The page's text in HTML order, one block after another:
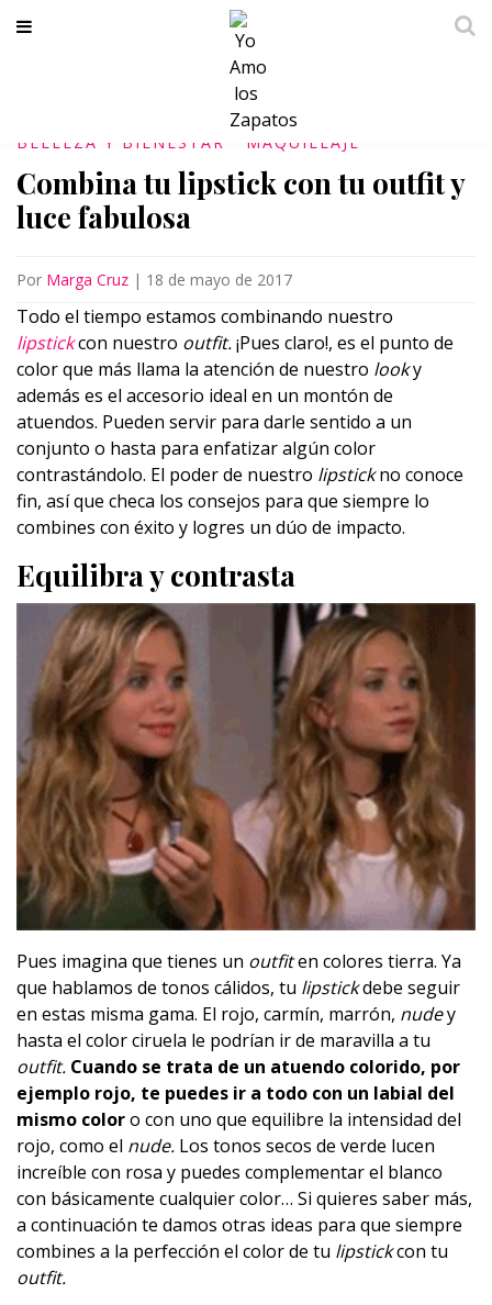
BELLEZA Y BIENESTAR MAQUILLAJE
Combina tu lipstick con tu outfit y
luce fabulosa
Por Marga Cruz | 18 de mayo de 2017
Todo el tiempo estamos combinando nuestro
lipstickcon nuestro outfit.¡Pues claro!, es el punto de
color que más llama la atención de nuestro looky
además es el accesorio ideal en un montón de
atuendos. Pueden servir para darle sentido a un
conjunto o hasta para enfatizar algún color
contrastándolo. El poder de nuestro lipstickno conoce
fin, así que checa los consejos para que siempre lo
combines con éxito y logres un dúo de impacto.
Equilibra y contrasta
Pues imagina que tienes un outfiten colores tierra. Ya
que hablamos de tonos cálidos, tu lipstickdebe seguir
en estas misma gama. El rojo, carmín, marrón, nudey
hasta el color ciruela le podrían ir de maravilla a tu
outfit. Cuando se trata de un atuendo colorido, por
ejemplo rojo, te puedes ir a todo con un labial del
mismo coloro con uno que equilibre la intensidad del
rojo, como el nude. Los tonos secos de verde lucen
increíble con rosa y puedes complementar el blanco
con básicamente cualquier color… Si quieres saber más,
a continuación te damos otras ideas para que siempre
combines a la perfección el color de tu lipstickcon tu
outfit.